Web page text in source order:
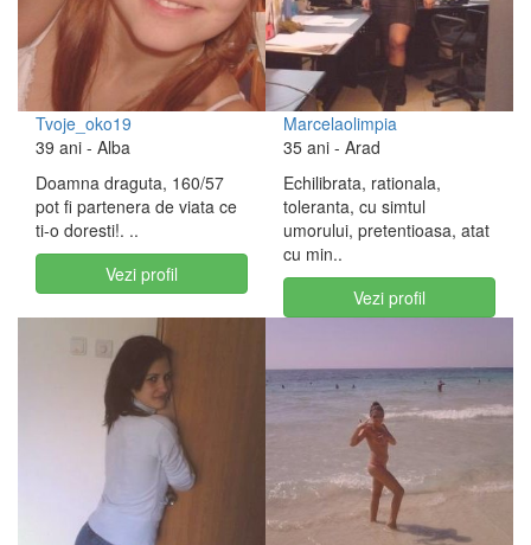
Tvoje_oko19
39 ani - Alba
Doamna draguta, 160/57
pot fi partenera de viata ce
ti-o doresti!. ..
Vezi profil
Marcelaolimpia
35 ani - Arad
Echilibrata, rationala,
toleranta, cu simtul
umorului, pretentioasa, atat
cu min..
Vezi profil